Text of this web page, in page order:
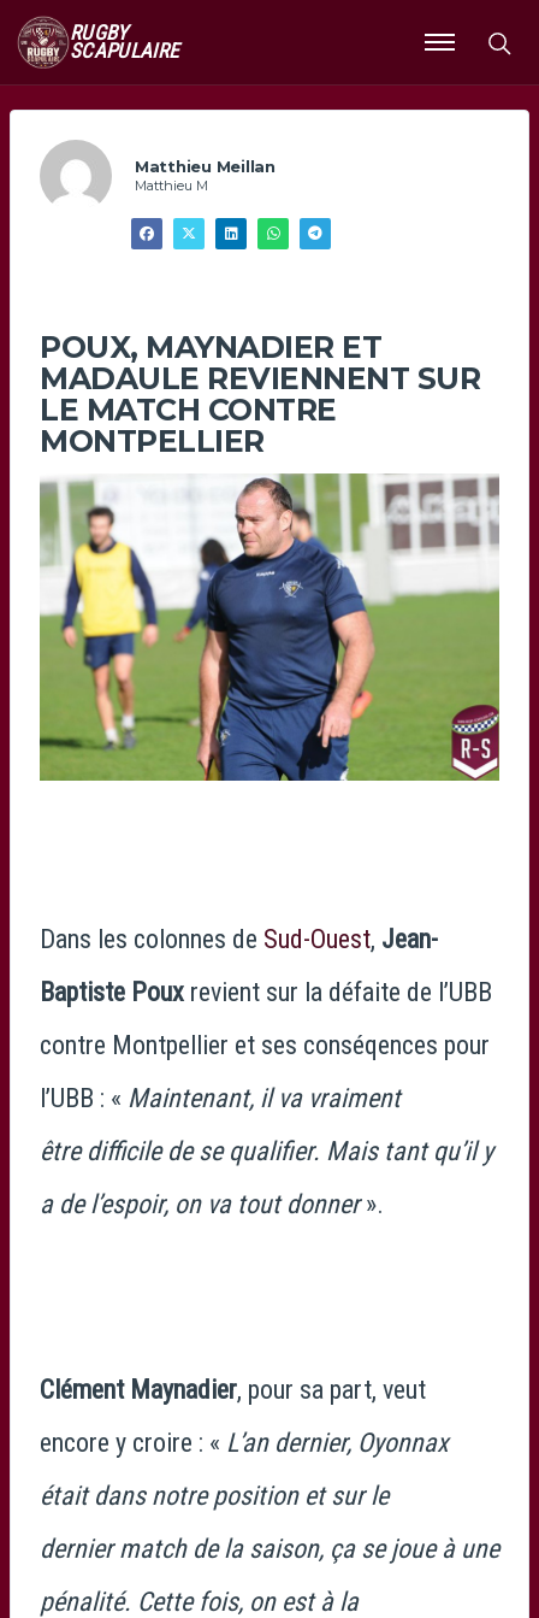
RUGBY
SCAPULAIRE
Ouvrir
le
Matthieu Meillan
Matthieu M
POUX, MAYNADIER ET
MADAULE REVIENNENT SUR
LE MATCH CONTRE
MONTPELLIER
Dans les colonnes de Sud-Ouest, Jean-
Baptiste Poux revient sur la défaite de l’UBB
contre Montpellier et ses conséqences pour
l’UBB : « Maintenant, il va vraiment
être difficile de se qualifier. Mais tant qu’il y
a de l’espoir, on va tout donner».
Clément Maynadier, pour sa part, veut
encore y croire : « L’an dernier, Oyonnax
était dans notre position et sur le
dernier match de la saison, ça se joue à une
pénalité. Cette fois, on est à la